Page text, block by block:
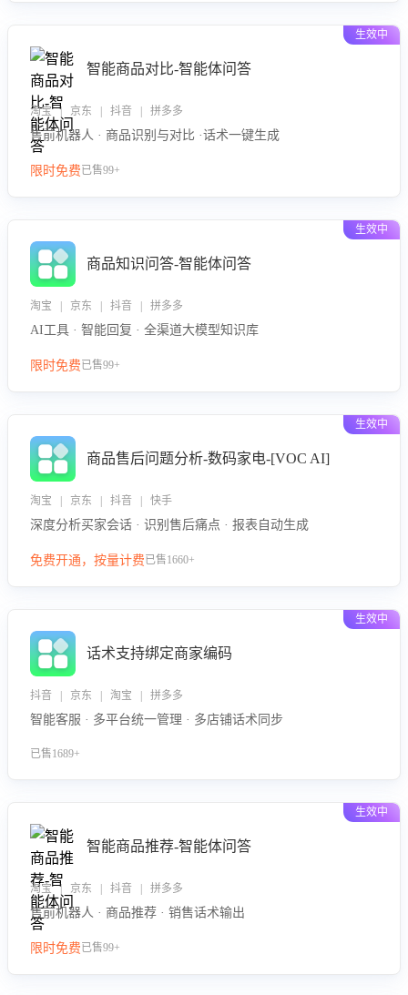
生效中
智能商品对比-智能体问答
淘宝 | 京东 | 抖音 | 拼多多
售前机器人 · 商品识别与对比 ·话术一键生成
限时免费已售99+
生效中
商品知识问答-智能体问答
淘宝 | 京东 | 抖音 | 拼多多
AI工具 · 智能回复 · 全渠道大模型知识库
限时免费已售99+
生效中
商品售后问题分析-数码家电-[VOC AI]
淘宝 | 京东 | 抖音 | 快手
深度分析买家会话 · 识别售后痛点 · 报表自动生成
免费开通，按量计费已售1660+
生效中
话术支持绑定商家编码
抖音 | 京东 | 淘宝 | 拼多多
智能客服 · 多平台统一管理 · 多店铺话术同步
已售1689+
生效中
智能商品推荐-智能体问答
淘宝 | 京东 | 抖音 | 拼多多
售前机器人 · 商品推荐 · 销售话术输出
限时免费已售99+